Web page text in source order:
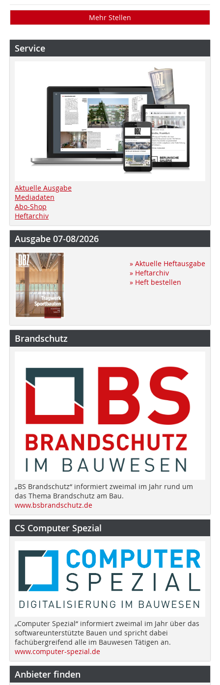
Mehr Stellen
Service
Aktuelle Ausgabe
Mediadaten
Abo-Shop
Heftarchiv
Ausgabe 07-08/2026
» Aktuelle Heftausgabe
» Heftarchiv
» Heft bestellen
Brandschutz
„BS Brandschutz“ informiert zweimal im Jahr rund um
das Thema Brandschutz am Bau.
www.bsbrandschutz.de
CS Computer Spezial
„Computer Spezial“ informiert zweimal im Jahr über das
softwareunterstützte Bauen und spricht dabei
fachübergreifend alle im Bauwesen Tätigen an.
www.computer-spezial.de
Anbieter finden